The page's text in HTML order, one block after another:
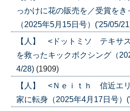
っかけに花の販売を／受賞を
（2025年5月15日号）('25/05/
【人】 <ドットミソ テキサ
を救ったキックボクシング（
4/28) (1909)
【人】 <Ｎｅｉｔｈ 信近エ
家に転身（2025年4月17日号）